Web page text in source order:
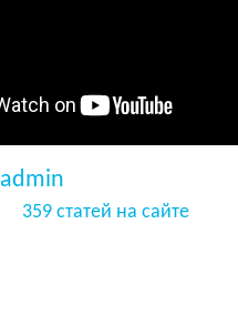
admin
359 статей на сайте